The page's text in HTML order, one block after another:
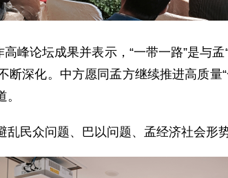
峰论坛成果并表示，“一带一路”是与
深化。中方愿同孟方继续推进高质
民众问题、巴以问题、孟经济社会形